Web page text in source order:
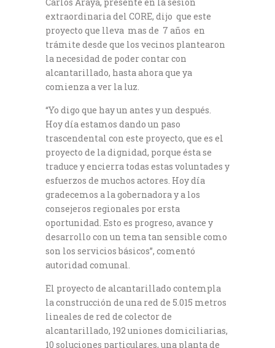
extraordinaria del CORE, dijo que este
proyecto que lleva mas de 7 años en
trámite desde que los vecinos plantearon
la necesidad de poder contar con
alcantarillado, hasta ahora que ya
comienza a ver la luz.
“Yo digo que hay un antes y un después.
Hoy día estamos dando un paso
trascendental con este proyecto, que es el
proyecto de la dignidad, porque ésta se
traduce y encierra todas estas voluntades y
esfuerzos de muchos actores. Hoy día
gradecemos a la gobernadora y a los
consejeros regionales por ersta
oportunidad. Esto es progreso, avance y
desarrollo con un tema tan sensible como
son los servicios básicos”, comentó
autoridad comunal.
El proyecto de alcantarillado contempla
la construcción de una red de 5.015 metros
lineales de red de colector de
alcantarillado, 192 uniones domiciliarias,
10 soluciones particulares, una planta de